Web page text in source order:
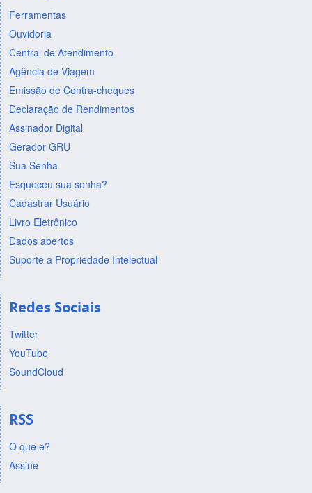
Ferramentas
Ouvidoria
Central de Atendimento
Agência de Viagem
Emissão de Contra-cheques
Declaração de Rendimentos
Assinador Digital
Gerador GRU
Sua Senha
Esqueceu sua senha?
Cadastrar Usuário
Livro Eletrônico
Dados abertos
Suporte a Propriedade Intelectual
Redes Sociais
Twitter
YouTube
SoundCloud
RSS
O que é?
Assine